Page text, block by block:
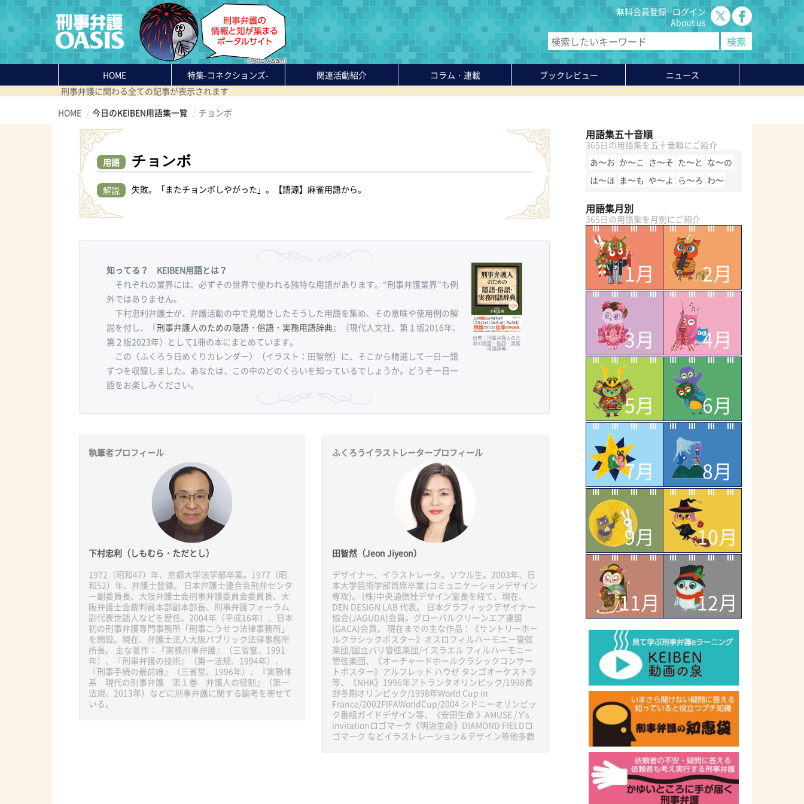
無料会員登録 ログイン
About us
HOME 特集-コネクションズ- 関連活動紹介 コラム・連載 ブックレビュー
ニュース
刑事弁護に関わる全ての記事が表示されます
HOME
今日のKEIBEN用語集一覧 チョンボ
用語 チョンボ
解説 失敗。「またチョンボしやがった」。【語源】麻雀用語から。
知ってる？ KEIBEN用語とは？
それぞれの業界には、必ずその世界で使われる独特な用語があります。“刑事弁護業界”も例
外ではありません。
下村忠利弁護士が、弁護活動の中で見聞きしたそうした用語を集め、その意味や使用例の解
説を付し、『刑事弁護人のための隠語・俗語・実務用語辞典』（現代人文社、第１版2016年、
第２版2023年）として1冊の本にまとめています。
この〈ふくろう日めくりカレンダー〉（イラスト：田智然）に、そこから精選して一日一語
ずつを収録しました。あなたは、この中のどのくらいを知っているでしょうか。どうぞ一日一
語をお楽しみください。
出典：刑事弁護人のた
めの隠語・俗語・実務
用語辞典
執筆者プロフィール
下村忠利（しもむら・ただとし）
1972（昭和47）年、京都大学法学部卒業。1977（昭
和52）年、弁護士登録。 日本弁護士連合会刑弁センタ
ー副委員長、大阪弁護士会刑事弁護委員会委員長、大
阪弁護士会裁判員本部副本部長、刑事弁護フォーラム
副代表世話人などを歴任。2004年（平成16年）、日本
初の刑事弁護専門事務所「刑事こうせつ法律事務所」
を開設。現在、弁護士法人大阪パブリック法律事務所
所長。 主な著作：『実務刑事弁護』（三省堂、1991
年）、『刑事弁護の技術』（第一法規、1994年）、
『刑事手続の最前線』（三省堂、1996年）、『実務体
系 現代の刑事弁護 第１巻 弁護人の役割』（第一
法規、2013年）などに刑事弁護に関する論考を寄せて
いる。
ふくろうイラストレータープロフィール
田智然（Jeon Jiyeon）
デザイナー、イラストレータ。ソウル生。2003年、日
本大学芸術学部首席卒業 (コミュニケーションデザイン
専攻)。 (株)中央通信社デザイン室長を経て、現在、
DEN DESIGN LAB 代表。 日本グラフィックデザイナー
協会(JAGUDA)会員。グローバルクリーンエア連盟
(GACA)会員。 現在までの主な作品：《サントリーホー
ルクラシックポスター》オスロフィルハーモニー管弦
楽団/国立パリ管弦楽団/イスラエル フィルハーモニー
管弦楽団、《オーチャードホールクラシックコンサー
トポスター》アルフレッド ハウゼ タンゴオーケストラ
等、《NHK》1996年アトランタオリンピック/1998長
野冬期オリンピック/1998年World Cup in
France/2002FIFAWorldCup/2004 シドニーオリンピッ
ク番組ガイドデザイン等、《安田生命 》AMUSE / Y's
invitationロゴマーク《明治生命》DIAMOND FIELDロ
ゴマーク などイラストレーション＆デザイン等他多数
用語集五十音順
365日の用語集を五十音順にご紹介
あ〜お か〜こ さ〜そ た〜と な〜の
は〜ほ ま〜も や〜よ ら〜ろ わ〜
用語集月別
365日の用語集を月別にご紹介
1月 2月
3月 4月
5月 6月
7月 8月
9月 10月
11月 12月